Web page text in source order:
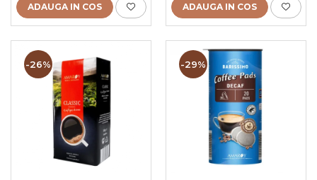
ADAUGA IN COS ADAUGA IN COS
-26% -29%